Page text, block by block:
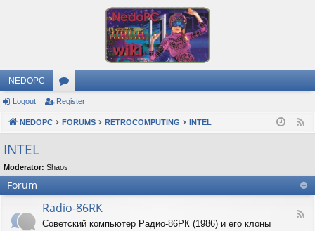
NEDOPC
or
u
s
Logout Register
NEDOPC FORUMS RETROCOMPUTING INTEL
INTEL
Moderator: Shaos
Forum
F
Radio-86RK
Советский компьютер Радио-86РК (1986) и его клоны